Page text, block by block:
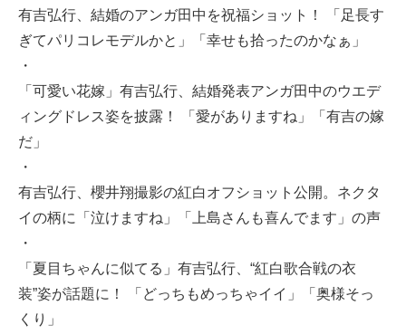
有吉弘行、結婚のアンガ田中を祝福ショット！ 「足長す
ぎてパリコレモデルかと」「幸せも拾ったのかなぁ」
・
「可愛い花嫁」有吉弘行、結婚発表アンガ田中のウエデ
ィングドレス姿を披露！ 「愛がありますね」「有吉の嫁
だ」
・
有吉弘行、櫻井翔撮影の紅白オフショット公開。ネクタ
イの柄に「泣けますね」「上島さんも喜んでます」の声
・
「夏目ちゃんに似てる」有吉弘行、“紅白歌合戦の衣
装”姿が話題に！ 「どっちもめっちゃイイ」「奥様そっ
くり」